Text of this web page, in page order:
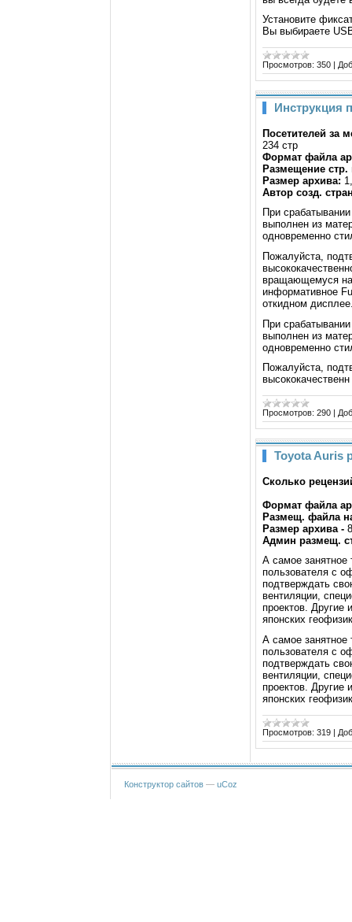
Установите
Вы выбираете
Просмотров: 350 |
Инструкция
Посетителей за
234 стр
Формат файла
Размещение стр.
Размер архива:
Автор созд.
При
выполнен из
одновременно
Пожалуйста,
вращающемуся на
информативное
откидном
При
выполнен из
одновременно
Пожалуйста,
высококачественн
Просмотров: 290 |
Toyota Auris
Сколько
Формат файла
Размещ. файла
Размер архива -
Админ размещ.
А самое занятное
пользователя с
подтверждать
вентиляции,
проектов.
японских
А самое занятное
пользователя с
подтверждать
вентиляции,
проектов.
японских
Просмотров: 319 |
Конструктор сайтов— uCoz